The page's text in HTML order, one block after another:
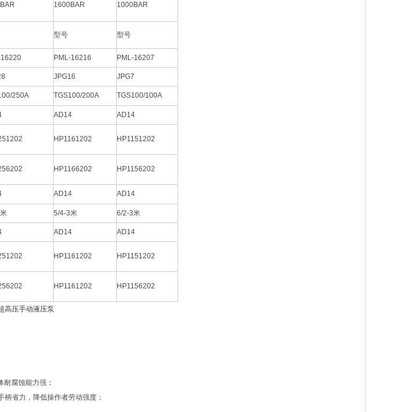
1600BAR 1000BAR
型号 型号
16220 PML-16216 PML-16207
JPG16 JPG7
250A TGS100/200A TGS100/100A
AD14 AD14
HP1161202 HP1151202
HP1166202 HP1156202
AD14 AD14
5/4-3米 6/2-3米
AD14 AD14
HP1161202 HP1151202
HP1161202 HP1156202
高压手动液压泵
腐蚀能力强；
省力，降低操作者劳动强度；